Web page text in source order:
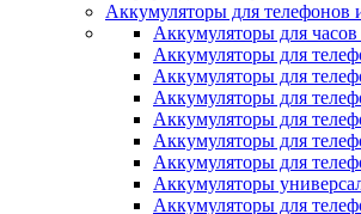
Аккумуляторы для телефонов
Аккумуляторы для
Аккумуляторы для
Аккумуляторы для
Аккумуляторы для
Аккумуляторы для
Аккумуляторы для
Аккумуляторы для
Аккумуляторы
Аккумуляторы для